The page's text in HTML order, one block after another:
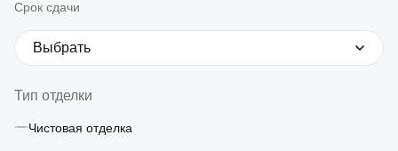
Срок сдачи
Выбрать
Тип отделки
Чистовая отделка